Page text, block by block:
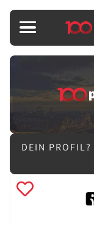
DEIN PROFIL?